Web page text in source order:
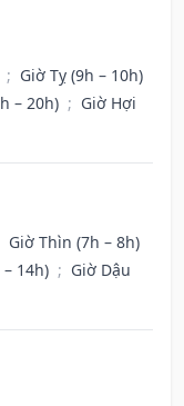
; Giờ Tỵ (9h – 10h)
– 20h) ; Giờ Hợi
Giờ Thìn (7h – 8h)
14h) ; Giờ Dậu